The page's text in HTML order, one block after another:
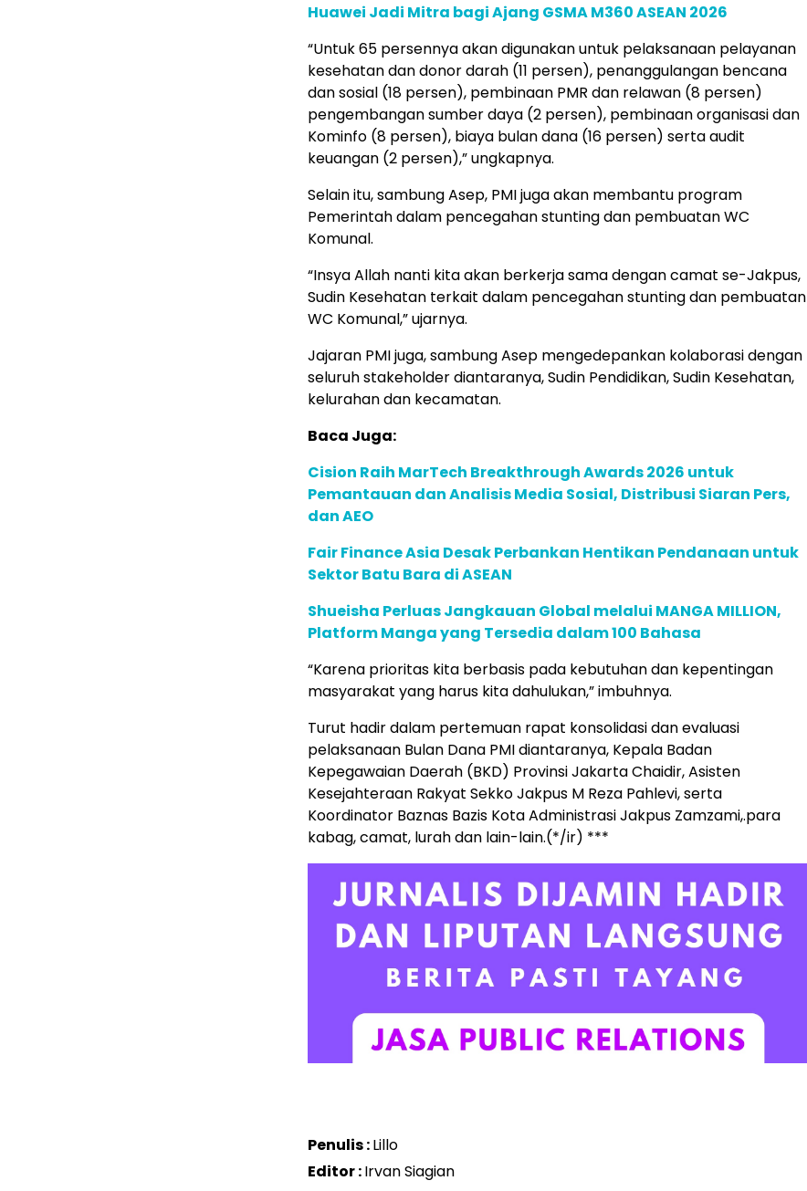
Huawei Jadi Mitra bagi Ajang GSMA M360 ASEAN 2026
“Untuk 65 persennya akan digunakan untuk pelaksanaan pelayanan
kesehatan dan donor darah (11 persen), penanggulangan bencana
dan sosial (18 persen), pembinaan PMR dan relawan (8 persen)
pengembangan sumber daya (2 persen), pembinaan organisasi dan
Kominfo (8 persen), biaya bulan dana (16 persen) serta audit
keuangan (2 persen),” ungkapnya.
Selain itu, sambung Asep, PMI juga akan membantu program
Pemerintah dalam pencegahan stunting dan pembuatan WC
Komunal.
“Insya Allah nanti kita akan berkerja sama dengan camat se-Jakpus,
Sudin Kesehatan terkait dalam pencegahan stunting dan pembuatan
WC Komunal,” ujarnya.
Jajaran PMI juga, sambung Asep mengedepankan kolaborasi dengan
seluruh stakeholder diantaranya, Sudin Pendidikan, Sudin Kesehatan,
kelurahan dan kecamatan.
Baca Juga:
Cision Raih MarTech Breakthrough Awards 2026 untuk
Pemantauan dan Analisis Media Sosial, Distribusi Siaran Pers,
dan AEO
Fair Finance Asia Desak Perbankan Hentikan Pendanaan untuk
Sektor Batu Bara di ASEAN
Shueisha Perluas Jangkauan Global melalui MANGA MILLION,
Platform Manga yang Tersedia dalam 100 Bahasa
“Karena prioritas kita berbasis pada kebutuhan dan kepentingan
masyarakat yang harus kita dahulukan,” imbuhnya.
Turut hadir dalam pertemuan rapat konsolidasi dan evaluasi
pelaksanaan Bulan Dana PMI diantaranya, Kepala Badan
Kepegawaian Daerah (BKD) Provinsi Jakarta Chaidir, Asisten
Kesejahteraan Rakyat Sekko Jakpus M Reza Pahlevi, serta
Koordinator Baznas Bazis Kota Administrasi Jakpus Zamzami,.para
kabag, camat, lurah dan lain-lain.(*/ir) ***
Penulis :Lillo
Editor :Irvan Siagian